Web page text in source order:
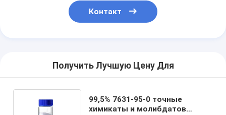
Контакт
Получить Лучшую Цену Для
99,5% 7631-95-0 точные
химикаты и молибдатов